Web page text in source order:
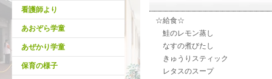
看護師より
あおぞら学童
あぜかり学童
保育の様子
☆給食☆
鮭のレモン蒸し
なすの煮びたし
きゅうりスティック
レタスのスープ